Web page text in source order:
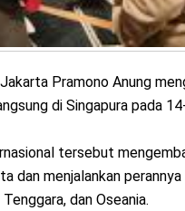
Pramono Anung
di Singapura pada
tersebut
dan menjalankan
dan Oseania.